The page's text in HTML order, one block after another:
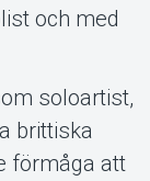
och med
soloartist,
brittiska
förmåga att